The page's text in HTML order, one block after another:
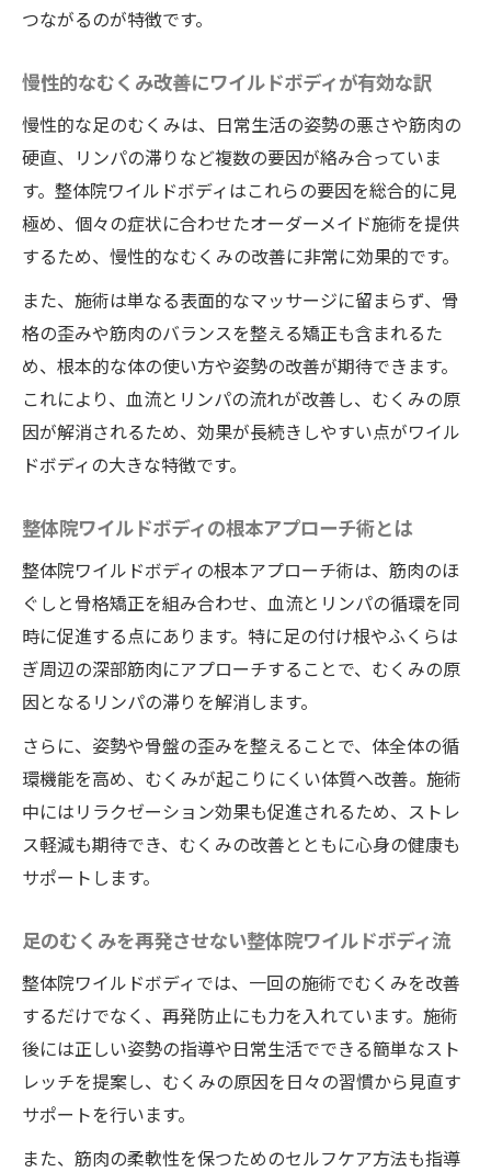
つながるのが特徴です。
慢性的なむくみ改善にワイルドボディが有効な訳
慢性的な足のむくみは、日常生活の姿勢の悪さや筋肉の
硬直、リンパの滞りなど複数の要因が絡み合っていま
す。整体院ワイルドボディはこれらの要因を総合的に見
極め、個々の症状に合わせたオーダーメイド施術を提供
するため、慢性的なむくみの改善に非常に効果的です。
また、施術は単なる表面的なマッサージに留まらず、骨
格の歪みや筋肉のバランスを整える矯正も含まれるた
め、根本的な体の使い方や姿勢の改善が期待できます。
これにより、血流とリンパの流れが改善し、むくみの原
因が解消されるため、効果が長続きしやすい点がワイル
ドボディの大きな特徴です。
整体院ワイルドボディの根本アプローチ術とは
整体院ワイルドボディの根本アプローチ術は、筋肉のほ
ぐしと骨格矯正を組み合わせ、血流とリンパの循環を同
時に促進する点にあります。特に足の付け根やふくらは
ぎ周辺の深部筋肉にアプローチすることで、むくみの原
因となるリンパの滞りを解消します。
さらに、姿勢や骨盤の歪みを整えることで、体全体の循
環機能を高め、むくみが起こりにくい体質へ改善。施術
中にはリラクゼーション効果も促進されるため、ストレ
ス軽減も期待でき、むくみの改善とともに心身の健康も
サポートします。
足のむくみを再発させない整体院ワイルドボディ流
整体院ワイルドボディでは、一回の施術でむくみを改善
するだけでなく、再発防止にも力を入れています。施術
後には正しい姿勢の指導や日常生活でできる簡単なスト
レッチを提案し、むくみの原因を日々の習慣から見直す
サポートを行います。
また、筋肉の柔軟性を保つためのセルフケア方法も指導